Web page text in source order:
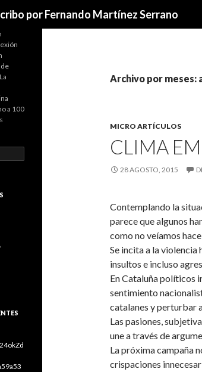
por Fernando Martínez Serrano
Archivo por meses:
MICRO ARTÍCULOS
CLIMA
28 AGOSTO, 2015
Contemplando la
parece que algunos
como no veíamos
Se incita a la violencia
insultos e incluso
En Cataluña políticos
sentimiento
catalanes y perturbar
Las pasiones,
une a través de
La próxima campaña
crispaciones
a 100